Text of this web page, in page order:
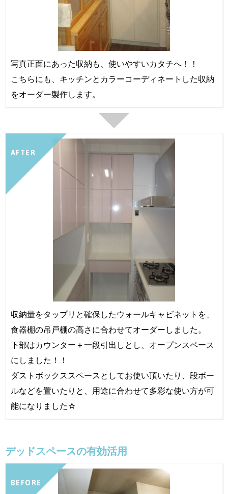
写真正面にあった収納も、使いやすいカタチへ！！
こちらにも、キッチンとカラーコーディネートした収納
をオーダー製作します。
AFTER
収納量をタップリと確保したウォールキャビネットを、
食器棚の吊戸棚の高さに合わせてオーダーしました。
下部はカウンター＋一段引出しとし、オープンスペース
にしました！！
ダストボックススペースとしてお使い頂いたり、段ボー
ルなどを置いたりと、用途に合わせて多彩な使い方が可
能になりました☆
デッドスペースの有効活用
BEFORE